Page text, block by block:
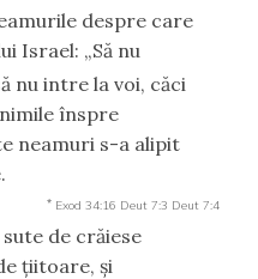
despre care
Israel: „Să nu
nu intre la voi, căci
înspre
neamuri s-a alipit
* Exod 34:16 Deut 7:3 Deut 7:4
de crăiese
ţiitoare, şi